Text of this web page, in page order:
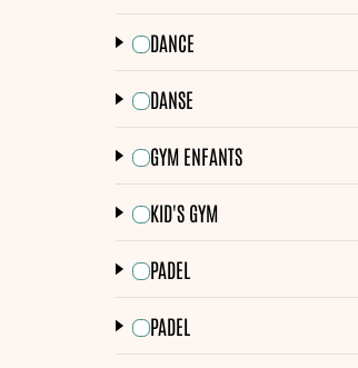
DANCE
DANSE
GYM ENFANTS
KID'S GYM
PADEL
PADEL